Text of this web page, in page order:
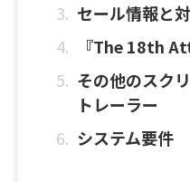
セール情報と
『The 18th
その他のスク
トレーラー
システム要件